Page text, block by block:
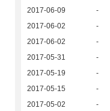
2017-06-09
-
2017-06-02
-
2017-06-02
-
2017-05-31
-
2017-05-19
-
2017-05-15
-
2017-05-02
-